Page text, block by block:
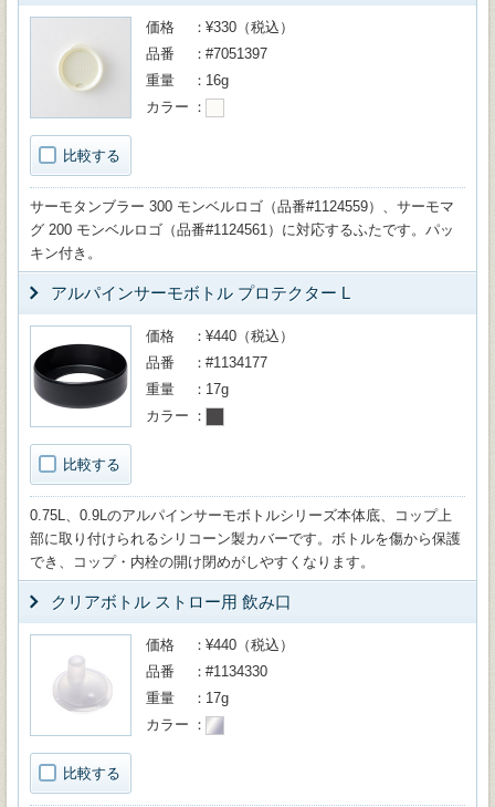
比較する
価格
¥330（税込）
品番
#7051397
重量
16g
カラー
サーモタンブラー 300 モンベルロゴ（品番#1124559）、サーモマ
グ 200 モンベルロゴ（品番#1124561）に対応するふたです。パッ
キン付き。
アルパインサーモボトル プロテクター L
比較する
価格
¥440（税込）
品番
#1134177
重量
17g
カラー
0.75L、0.9Lのアルパインサーモボトルシリーズ本体底、コップ上
部に取り付けられるシリコーン製カバーです。ボトルを傷から保護
でき、コップ・内栓の開け閉めがしやすくなります。
クリアボトル ストロー用 飲み口
比較する
価格
¥440（税込）
品番
#1134330
重量
17g
カラー